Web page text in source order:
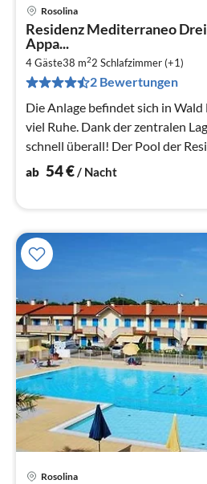
Rosolina
Residenz Mediterraneo
Appa...
4 Gäste38 m22 Schlafzimmer (+1)
2 Bewertungen
Die Anlage befindet sich in
viel Ruhe. Dank der zentralen
schnell überall! Der Pool der
werden.
ab 54€/ Nacht
Rosolina